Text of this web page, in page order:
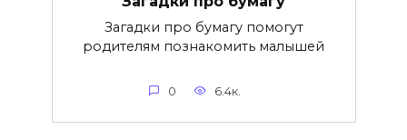
Загадки про бумагу помогут
родителям познакомить малышей
0 6.4к.